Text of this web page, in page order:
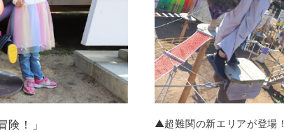
！」 ▲超難関の新エリアが登場！